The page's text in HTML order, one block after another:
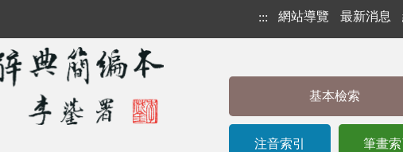
::: 網站導覽 最新消息
基本檢索
注音索引 筆畫索